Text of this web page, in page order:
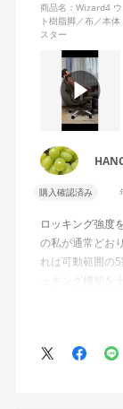
商品名：Wizard4
ト樹脂脚／布／本
スター
購入確認済み
ロッキング強度
の私が通常どお
れは可動範囲の
ッキング機能を
私は勤務先で
す。Wizard2に
設定した場合は